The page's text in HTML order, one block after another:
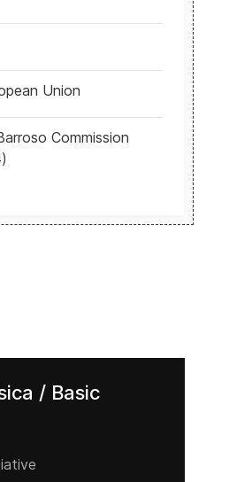
las urnas para decidir entre
Union
Commission
/ Basic